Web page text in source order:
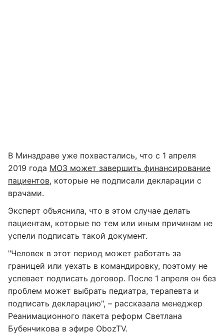
В Минздраве уже похвастались, что с 1 апреля
2019 года МОЗ может завершить финансирование
пациентов, которые не подписали декларации с
врачами.
Эксперт объяснила, что в этом случае делать
пациентам, которые по тем или иным причинам не
успели подписать такой документ.
"Человек в этот период может работать за
границей или уехать в командировку, поэтому не
успевает подписать договор. После 1 апреля он без
проблем может выбрать педиатра, терапевта и
подписать декларацию", – рассказала менеджер
Реанимационного пакета реформ Светлана
Бубенчикова в эфире ObozTV.